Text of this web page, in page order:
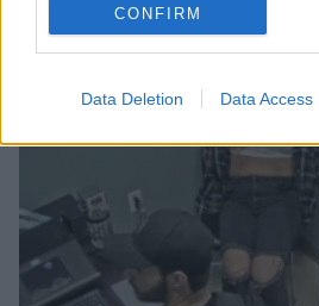
CONFIRM
Data Deletion Data Access